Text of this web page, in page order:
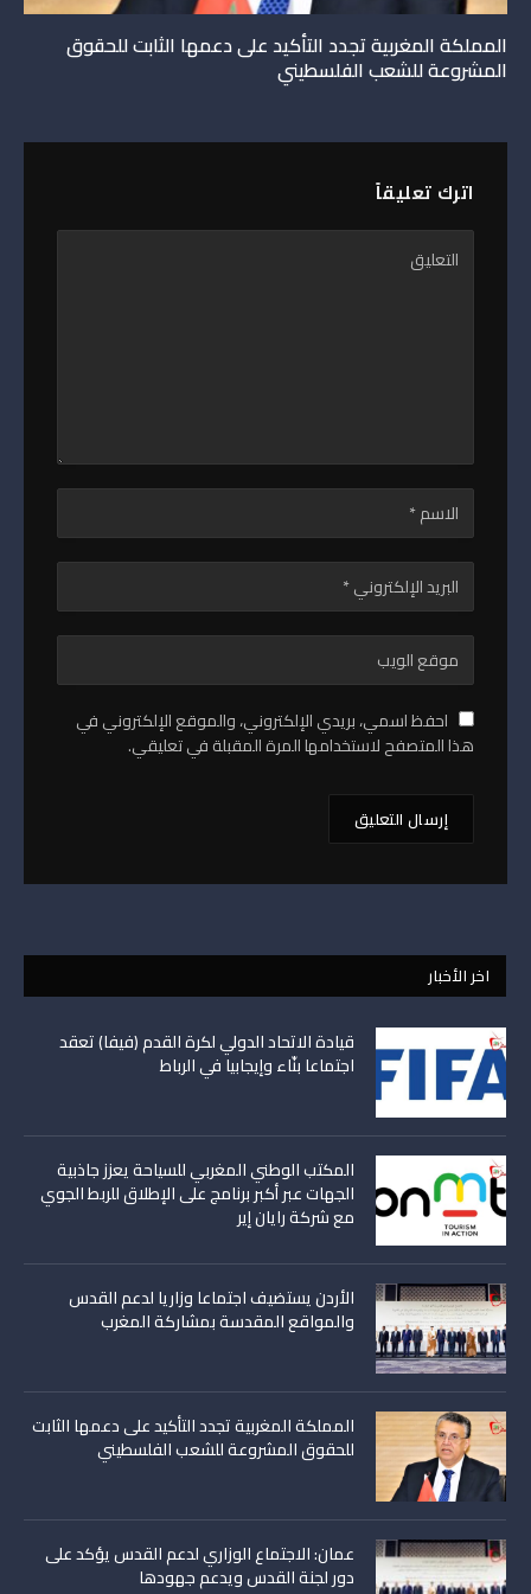
المملكة المغربية تجدد التأكيد على دعمها الثابت للحقوق
المشروعة للشعب الفلسطيني
اترك تعليقاً
احفظ اسمي، بريدي الإلكتروني، والموقع الإلكتروني في
هذا المتصفح لاستخدامها المرة المقبلة في تعليقي.
اخر الأخبار
قيادة الاتحاد الدولي لكرة القدم (فيفا) تعقد
اجتماعا بنّاء وإيجابيا في الرباط
المكتب الوطني المغربي للسياحة يعزز جاذبية
الجهات عبر أكبر برنامج على الإطلاق للربط الجوي
مع شركة رايان إير
الأردن يستضيف اجتماعا وزاريا لدعم القدس
والمواقع المقدسة بمشاركة المغرب
المملكة المغربية تجدد التأكيد على دعمها الثابت
للحقوق المشروعة للشعب الفلسطيني
عمان: الاجتماع الوزاري لدعم القدس يؤكد على
دور لجنة القدس ويدعم جهودها